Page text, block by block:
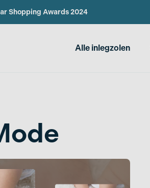
Shopping Awards 2024
Alle inlegzolen